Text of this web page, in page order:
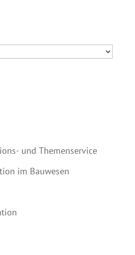
und Themenservice
im Bauwesen